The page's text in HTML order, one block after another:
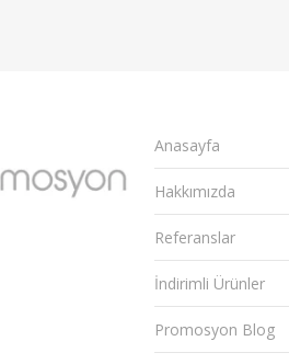
Anasayfa
Hakkımızda
Referanslar
İndirimli Ürünler
Promosyon Blog